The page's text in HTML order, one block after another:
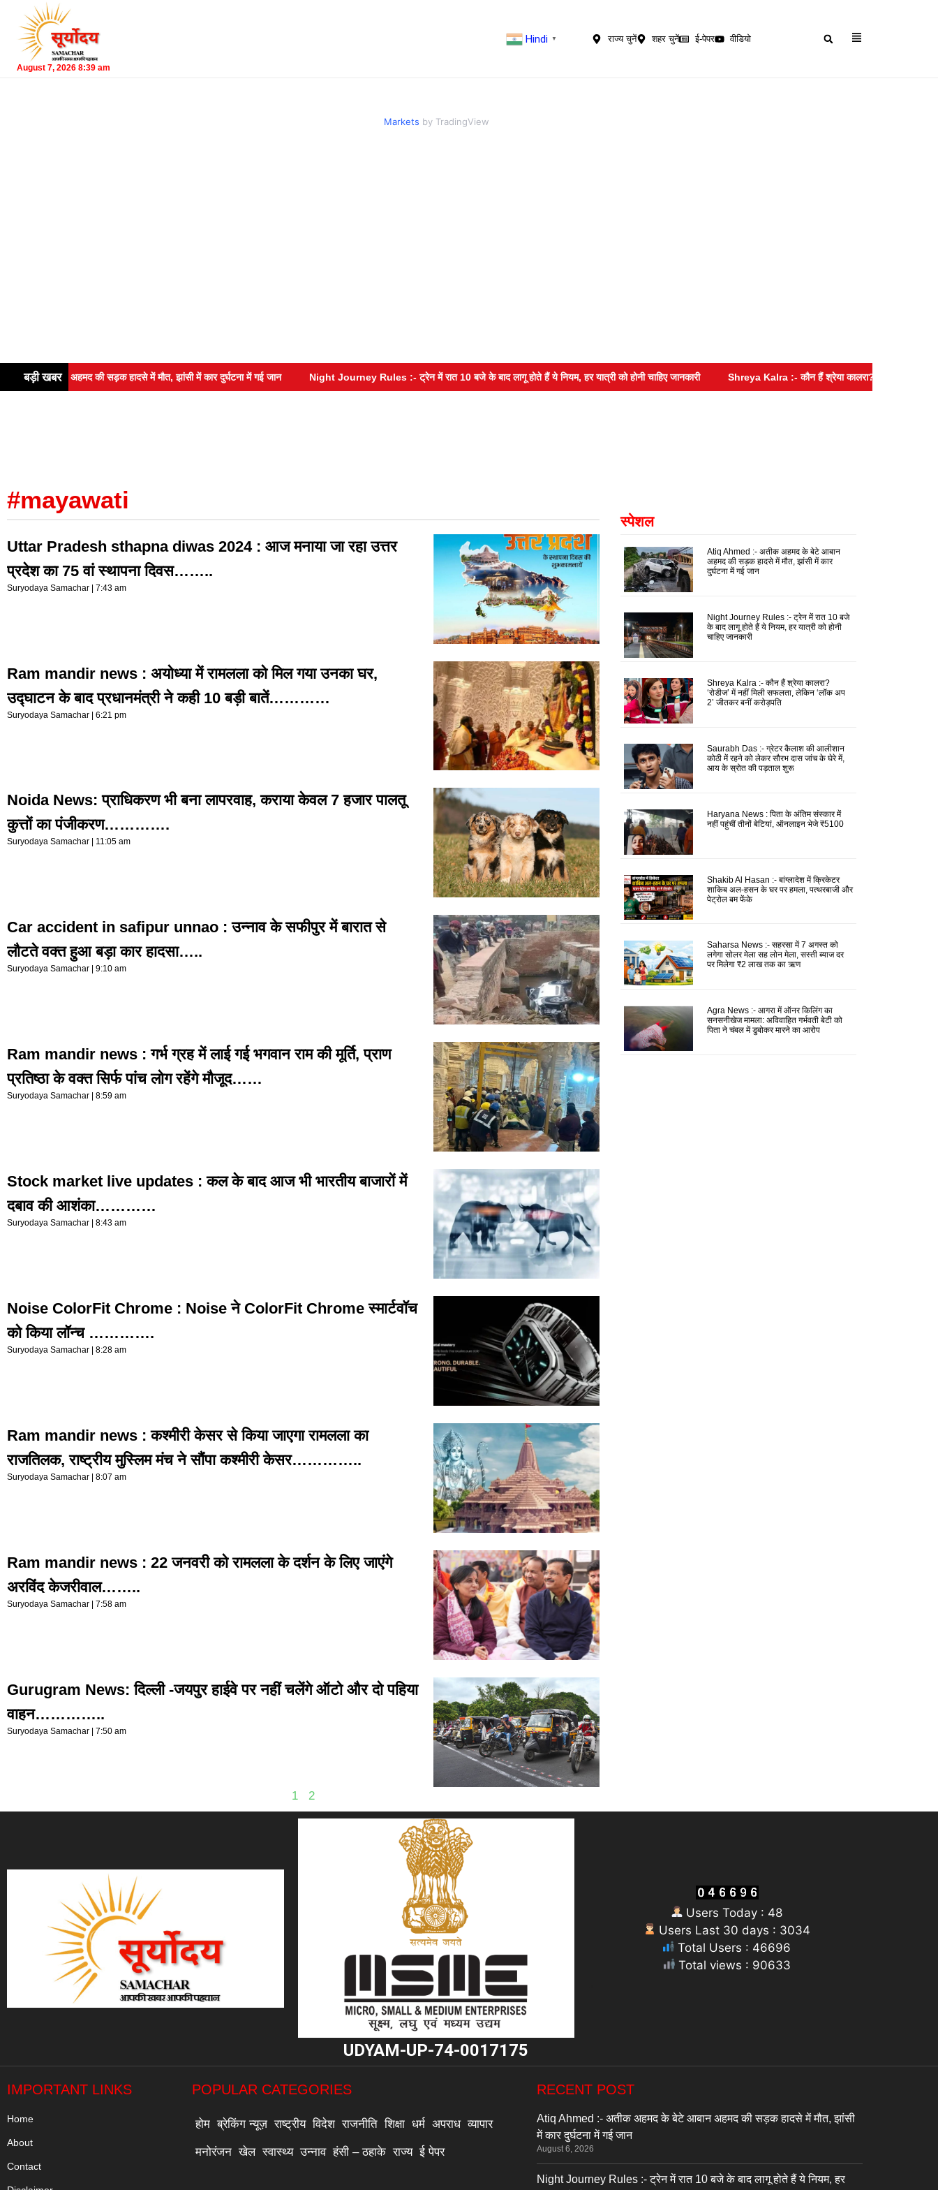
August 7, 2026 8:39 am
Hindi ▼ राज्य चुनें शहर चुनें ई-पेपर वीडियो
Markets by TradingView
बड़ी खबर
आबान अहमद की सड़क हादसे में मौत, झांसी में कार दुर्घटना में गई जान Night Journey Rules :- ट्रेन में रात 10 बजे के बाद लागू होते हैं ये नियम, हर यात्री को होनी चाहिए जानकारी Shreya Kalra :- कौन हैं श्रेया कालरा? ‘रोडीज’ में नहीं मिली
#mayawati
Uttar Pradesh sthapna diwas 2024 : आज मनाया जा रहा उत्तर
प्रदेश का 75 वां स्थापना दिवस……..
Suryodaya Samachar 7:43 am
Ram mandir news : अयोध्या में रामलला को मिल गया उनका घर,
उद्घाटन के बाद प्रधानमंत्री ने कही 10 बड़ी बातें…………
Suryodaya Samachar 6:21 pm
Noida News: प्राधिकरण भी बना लापरवाह, कराया केवल 7 हजार पालतू
कुत्तों का पंजीकरण………….
Suryodaya Samachar 11:05 am
Car accident in safipur unnao : उन्नाव के सफीपुर में बारात से
लौटते वक्त हुआ बड़ा कार हादसा…..
Suryodaya Samachar 9:10 am
Ram mandir news : गर्भ ग्रह में लाई गई भगवान राम की मूर्ति, प्राण
प्रतिष्ठा के वक्त सिर्फ पांच लोग रहेंगे मौजूद……
Suryodaya Samachar 8:59 am
Stock market live updates : कल के बाद आज भी भारतीय बाजारों में
दबाव की आशंका…………
Suryodaya Samachar 8:43 am
Noise ColorFit Chrome : Noise ने ColorFit Chrome स्मार्टवॉच
को किया लॉन्च ………….
Suryodaya Samachar 8:28 am
Ram mandir news : कश्मीरी केसर से किया जाएगा रामलला का
राजतिलक, राष्ट्रीय मुस्लिम मंच ने सौंपा कश्मीरी केसर…………..
Suryodaya Samachar 8:07 am
Ram mandir news : 22 जनवरी को रामलला के दर्शन के लिए जाएंगे
अरविंद केजरीवाल……..
Suryodaya Samachar 7:58 am
Gurugram News: दिल्ली -जयपुर हाईवे पर नहीं चलेंगे ऑटो और दो पहिया
वाहन…………..
Suryodaya Samachar 7:50 am
1 2
स्पेशल
Atiq Ahmed :- अतीक अहमद के बेटे आबान
अहमद की सड़क हादसे में मौत, झांसी में कार
दुर्घटना में गई जान
Night Journey Rules :- ट्रेन में रात 10 बजे
के बाद लागू होते हैं ये नियम, हर यात्री को होनी
चाहिए जानकारी
Shreya Kalra :- कौन हैं श्रेया कालरा?
‘रोडीज’ में नहीं मिली सफलता, लेकिन ‘लॉक अप
2’ जीतकर बनीं करोड़पति
Saurabh Das :- ग्रेटर कैलाश की आलीशान
कोठी में रहने को लेकर सौरभ दास जांच के घेरे में,
आय के स्रोत की पड़ताल शुरू
Haryana News : पिता के अंतिम संस्कार में
नहीं पहुंचीं तीनों बेटियां, ऑनलाइन भेजे ₹5100
Shakib Al Hasan :- बांग्लादेश में क्रिकेटर
शाकिब अल-हसन के घर पर हमला, पत्थरबाजी और
पेट्रोल बम फेंके
Saharsa News :- सहरसा में 7 अगस्त को
लगेगा सोलर मेला सह लोन मेला, सस्ती ब्याज दर
पर मिलेगा ₹2 लाख तक का ऋण
Agra News :- आगरा में ऑनर किलिंग का
सनसनीखेज मामला: अविवाहित गर्भवती बेटी को
पिता ने चंबल में डुबोकर मारने का आरोप
UDYAM-UP-74-0017175
Users Today : 48
Users Last 30 days : 3034
Total Users : 46696
Total views : 90633
IMPORTANT LINKS
Home
About
Contact
POPULAR CATEGORIES
होम ब्रेकिंग न्यूज़ राष्ट्रीय विदेश राजनीति शिक्षा धर्म अपराध व्यापार
मनोरंजन खेल स्वास्थ्य उन्नाव हंसी – ठहाके राज्य ई पेपर
RECENT POST
Atiq Ahmed :- अतीक अहमद के बेटे आबान अहमद की सड़क हादसे में मौत, झांसी
में कार दुर्घटना में गई जान
August 6, 2026
Night Journey Rules :- ट्रेन में रात 10 बजे के बाद लागू होते हैं ये नियम, हर